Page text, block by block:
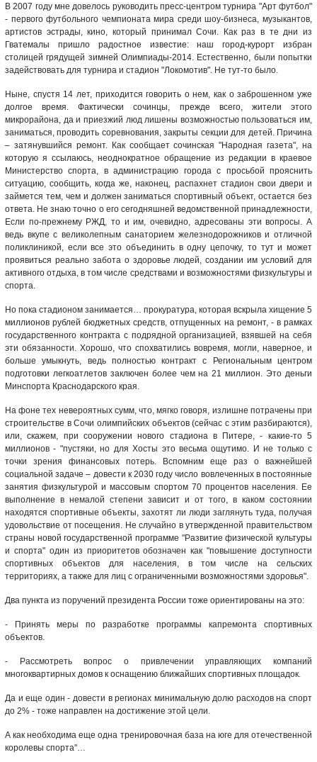
В 2007 году мне довелось руководить пресс-центром турнира "Арт футбол"
- первого футбольного чемпионата мира среди шоу-бизнеса, музыкантов,
артистов эстрады, кино, который принимал Сочи. Как раз в те дни из
Гватемалы пришло радостное известие: наш город-курорт избран
столицей грядущей зимней Олимпиады-2014. Естественно, были попытки
задействовать для турнира и стадион "Локомотив". Не тут-то было.
Ныне, спустя 14 лет, приходится говорить о нем, как о заброшенном уже
долгое время. Фактически сочинцы, прежде всего, жители этого
микрорайона, да и приезжий люд лишены возможностью пользоваться им,
заниматься, проводить соревнования, закрыты секции для детей. Причина
– затянувшийся ремонт. Как сообщает сочинская "Народная газета", на
которую я ссылаюсь, неоднократное обращение из редакции в краевое
Министерство спорта, в администрацию города с просьбой прояснить
ситуацию, сообщить, когда же, наконец, распахнет стадион свои двери и
займется тем, чем и должен заниматься спортивный объект, остается без
ответа. Не знаю точно о его сегодняшней ведомственной принадлежности,
Если по-прежнему РЖД, то и им, очевидно, адресованы эти вопросы. А
ведь вкупе с великолепным санаторием железнодорожников и отличной
поликлиникой, если все это объединить в одну цепочку, то тут и может
проявиться реально забота о здоровье людей, создании им условий для
активного отдыха, в том числе средствами и возможностями физкультуры и
спорта.
Но пока стадионом занимается… прокуратура, которая вскрыла хищение 5
миллионов рублей бюджетных средств, отпущенных на ремонт, - в рамках
государственного контракта с подрядной организацией, взявшей на себя
эти обязанности. Хорошо, что спохватились вовремя, могли, наверное, и
больше умыкнуть, ведь полностью контракт с Региональным центром
подготовки легкоатлетов заключен более чем на 21 миллион. Это деньги
Минспорта Краснодарского края.
На фоне тех невероятных сумм, что, мягко говоря, излишне потрачены при
строительстве в Сочи олимпийских объектов (сейчас с этим разбираются),
или, скажем, при сооружении нового стадиона в Питере, - какие-то 5
миллионов - "пустяки, но для Хосты это весьма ощутимо. И не только с
точки зрения финансовых потерь. Вспомним еще раз о важнейшей
социальной задаче – довести к 2030 году число вовлеченных в постоянные
занятия физкультурой и массовым спортом 70 процентов населения. Ее
выполнение в немалой степени зависит и от того, в каком состоянии
находятся спортивные объекты, захотят ли люди заглянуть туда, получая
удовольствие от посещения. Не случайно в утвержденной правительством
страны новой государственной программе "Развитие физической культуры
и спорта" один из приоритетов обозначен как "повышение доступности
спортивных объектов для населения, в том числе на сельских
территориях, а также для лиц с ограниченными возможностями здоровья".
Два пункта из поручений президента России тоже ориентированы на это:
- Принять меры по разработке программы капремонта спортивных
объектов.
- Рассмотреть вопрос о привлечении управляющих компаний
многоквартирных домов к оснащению ближайших спортивных площадок.
Да и еще один - довести в регионах минимальную долю расходов на спорт
до 2% - тоже направлен на достижение этой цели.
А как необходима еще одна тренировочная база на юге для отечественной
королевы спорта"…